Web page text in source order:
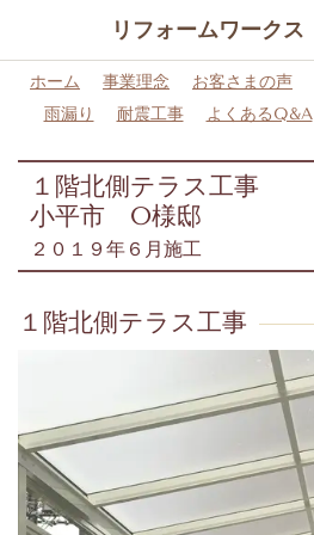
リフォームワークス
ホーム 事業理念 お客さまの声
雨漏り
耐震工事 よくあるQ&A
１階北側テラス工事
小平市 O様邸
２０１９年６月施工
１階北側テラス工事